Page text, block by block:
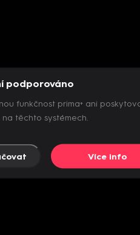
podporováno
funkčnost prima+ ani
těchto systémech.
Více info